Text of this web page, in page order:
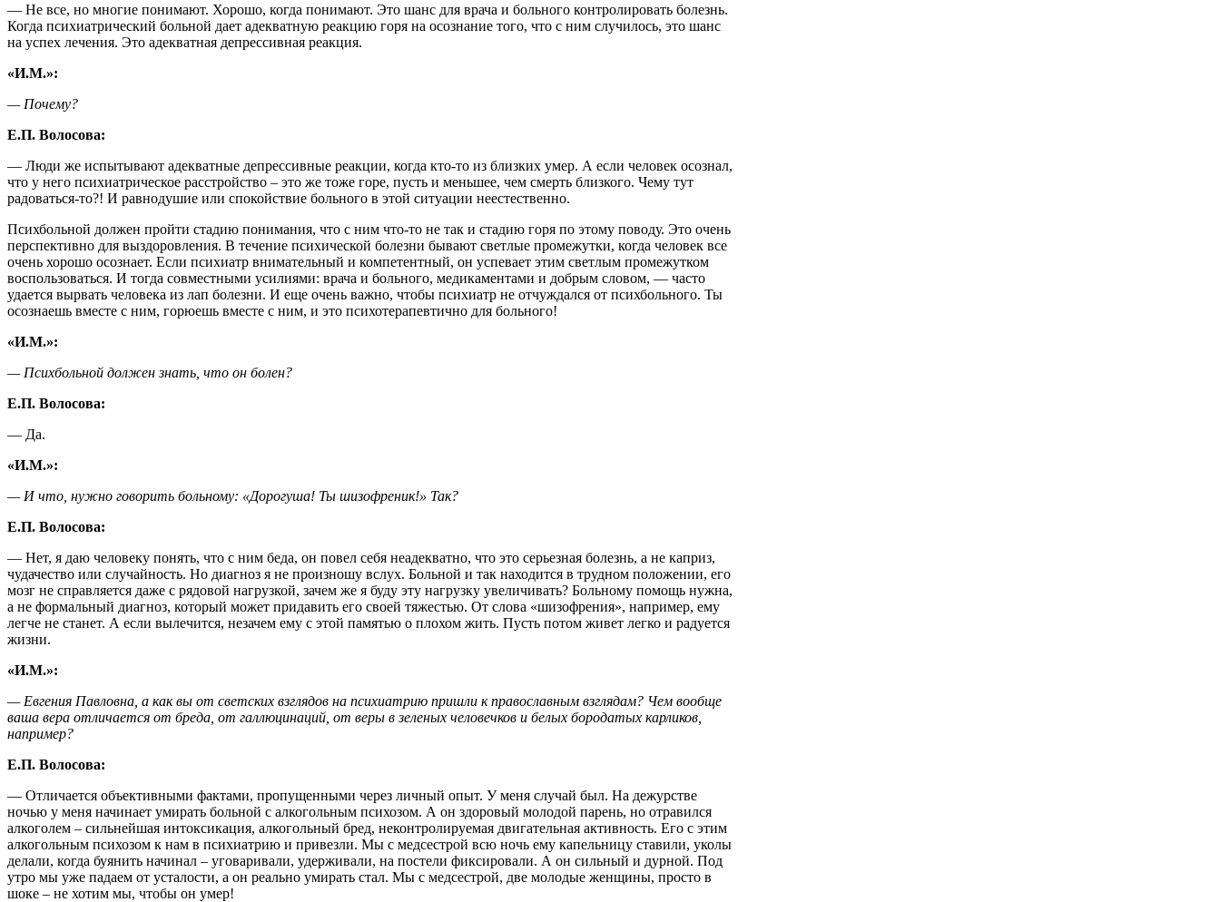
— Не все, но многие понимают. Хорошо, когда понимают. Это шанс для врача и больного контролировать болезнь.
Когда психиатрический больной дает адекватную реакцию горя на осознание того, что с ним случилось, это шанс
на успех лечения. Это адекватная депрессивная реакция.
«И.М.»:
— Почему?
Е.П. Волосова:
— Люди же испытывают адекватные депрессивные реакции, когда кто-то из близких умер. А если человек осознал,
что у него психиатрическое расстройство – это же тоже горе, пусть и меньшее, чем смерть близкого. Чему тут
радоваться-то?! И равнодушие или спокойствие больного в этой ситуации неестественно.
Психбольной должен пройти стадию понимания, что с ним что-то не так и стадию горя по этому поводу. Это очень
перспективно для выздоровления. В течение психической болезни бывают светлые промежутки, когда человек все
очень хорошо осознает. Если психиатр внимательный и компетентный, он успевает этим светлым промежутком
воспользоваться. И тогда совместными усилиями: врача и больного, медикаментами и добрым словом, — часто
удается вырвать человека из лап болезни. И еще очень важно, чтобы психиатр не отчуждался от психбольного. Ты
осознаешь вместе с ним, горюешь вместе с ним, и это психотерапевтично для больного!
«И.М.»:
— Психбольной должен знать, что он болен?
Е.П. Волосова:
— Да.
«И.М.»:
— И что, нужно говорить больному: «Дорогуша! Ты шизофреник!» Так?
Е.П. Волосова:
— Нет, я даю человеку понять, что с ним беда, он повел себя неадекватно, что это серьезная болезнь, а не каприз,
чудачество или случайность. Но диагноз я не произношу вслух. Больной и так находится в трудном положении, его
мозг не справляется даже с рядовой нагрузкой, зачем же я буду эту нагрузку увеличивать? Больному помощь нужна,
а не формальный диагноз, который может придавить его своей тяжестью. От слова «шизофрения», например, ему
легче не станет. А если вылечится, незачем ему с этой памятью о плохом жить. Пусть потом живет легко и радуется
жизни.
«И.М.»:
— Евгения Павловна, а как вы от светских взглядов на психиатрию пришли к православным взглядам? Чем вообще
ваша вера отличается от бреда, от галлюцинаций, от веры в зеленых человечков и белых бородатых карликов,
например?
Е.П. Волосова:
— Отличается объективными фактами, пропущенными через личный опыт. У меня случай был. На дежурстве
ночью у меня начинает умирать больной с алкогольным психозом. А он здоровый молодой парень, но отравился
алкоголем – сильнейшая интоксикация, алкогольный бред, неконтролируемая двигательная активность. Его с этим
алкогольным психозом к нам в психиатрию и привезли. Мы с медсестрой всю ночь ему капельницу ставили, уколы
делали, когда буянить начинал – уговаривали, удерживали, на постели фиксировали. А он сильный и дурной. Под
утро мы уже падаем от усталости, а он реально умирать стал. Мы с медсестрой, две молодые женщины, просто в
шоке – не хотим мы, чтобы он умер!